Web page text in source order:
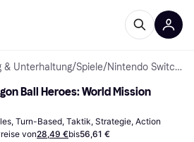
& Unterhaltung/Spiele/ Nintendo Switch-Spiele
Ball Heroes: World Mission
Turn-Based, Taktik, Strategie, Action
von28,49 €bis56,61 €